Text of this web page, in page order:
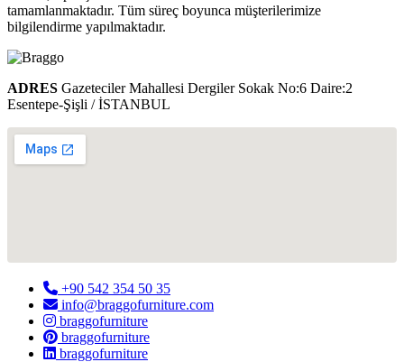
tamamlanmaktadır. Tüm süreç boyunca müşterilerimize
bilgilendirme yapılmaktadır.
ADRES Gazeteciler Mahallesi Dergiler Sokak No:6 Daire:2
Esentepe-Şişli / İSTANBUL
+90 542 354 50 35
info@braggofurniture.com
braggofurniture
braggofurniture
braggofurniture